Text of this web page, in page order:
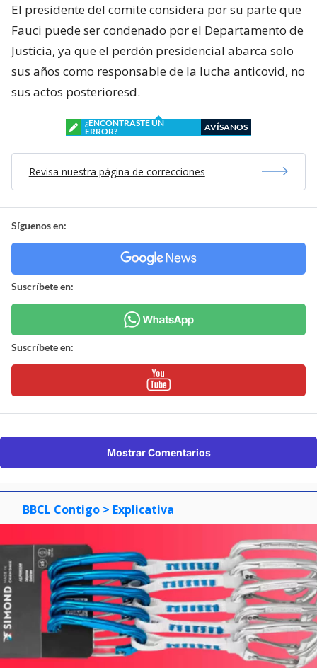
El presidente del comite considera por su parte que
Fauci puede ser condenado por el Departamento de
Justicia, ya que el perdón presidencial abarca solo
sus años como responsable de la lucha anticovid, no
sus actos posterioresd.
¿ENCONTRASTE UN
ERROR?
AVÍSANOS
Revisa nuestra página de correcciones
Síguenos en:
Suscríbete en:
Suscríbete en:
Mostrar Comentarios
BBCL Contigo > Explicativa